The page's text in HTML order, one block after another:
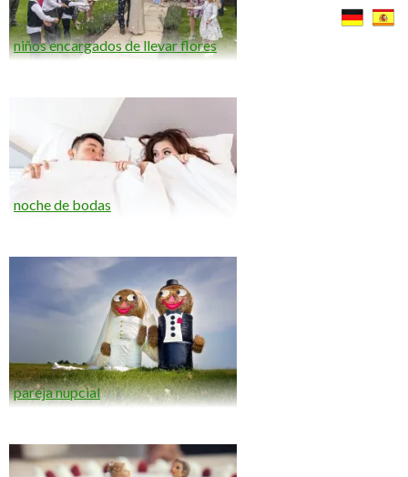
niños encargados de llevar flores
noche de bodas
pareja nupcial